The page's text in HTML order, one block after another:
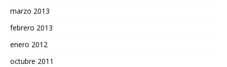
marzo 2013
febrero 2013
enero 2012
octubre 2011